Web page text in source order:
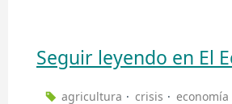
Seguir leyendo en El
agricultura crisis economía